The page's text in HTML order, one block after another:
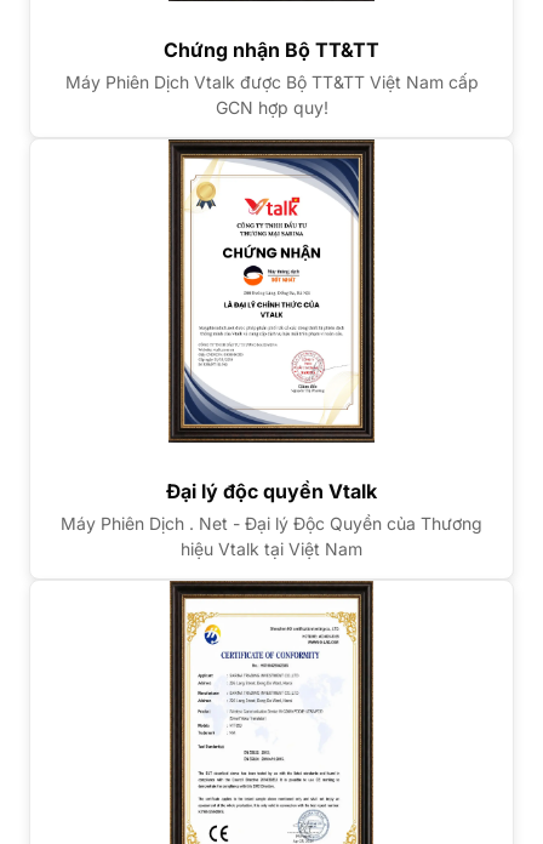
Chứng nhận Bộ TT&TT
Máy Phiên Dịch Vtalk được Bộ TT&TT Việt Nam cấp
GCN hợp quy!
Đại lý độc quyền Vtalk
Máy Phiên Dịch . Net - Đại lý Độc Quyền của Thương
hiệu Vtalk tại Việt Nam